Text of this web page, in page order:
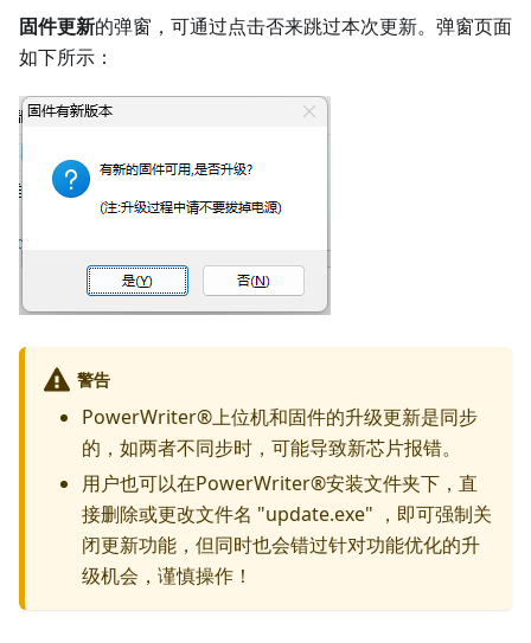
固件更新的弹窗，可通过点击否来跳过本次更新。弹窗页面
如下所示：
警告
PowerWriter®上位机和固件的升级更新是同步
的，如两者不同步时，可能导致新芯片报错。
用户也可以在PowerWriter®安装文件夹下，直
接删除或更改文件名 "update.exe" ，即可强制关
闭更新功能，但同时也会错过针对功能优化的升
级机会，谨慎操作！